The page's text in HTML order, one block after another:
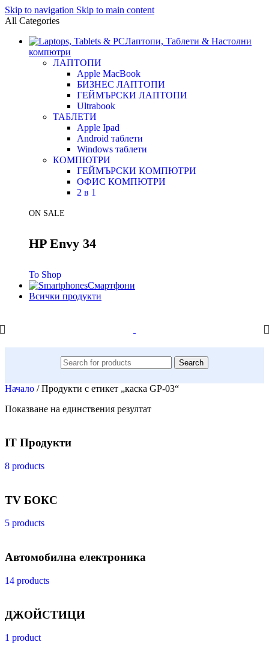
Skip to navigation Skip to main content
All Categories
Лаптопи, Таблети & Настолни
компютри
ЛАПТОПИ
Apple MacBook
БИЗНЕС ЛАПТОПИ
ГЕЙМЪРСКИ ЛАПТОПИ
Ultrabook
ТАБЛЕТИ
Apple Ipad
Android таблети
Windows таблети
КОМПЮТРИ
ГЕЙМЪРСКИ КОМПЮТРИ
ОФИС КОМПЮТРИ
2 в 1
ON SALE
HP Envy 34
To Shop
Смартфони
Всички продукти
Search
Начало / Продукти с етикет „каска GP-03“
Показване на единствения резултат
IT Продукти
8 products
TV БОКС
5 products
Автомобилна електроника
14 products
ДЖОЙСТИЦИ
1 product